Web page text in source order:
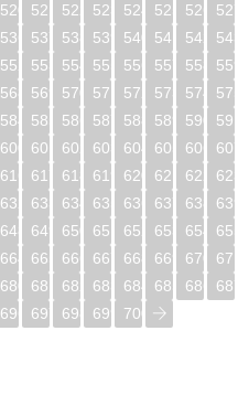
520 521 522 523 524 525 526
536 537 538 539 540 541 542
552 553 554 555 556 557 558
568 569 570 571 572 573 574
584 585 586 587 588 589 590
600 601 602 603 604 605 606
616 617 618 619 620 621 622
632 633 634 635 636 637 638
648 649 650 651 652 653 654
664 665 666 667 668 669 670
680 681 682 683 684 685 686
696 697 698 699 700